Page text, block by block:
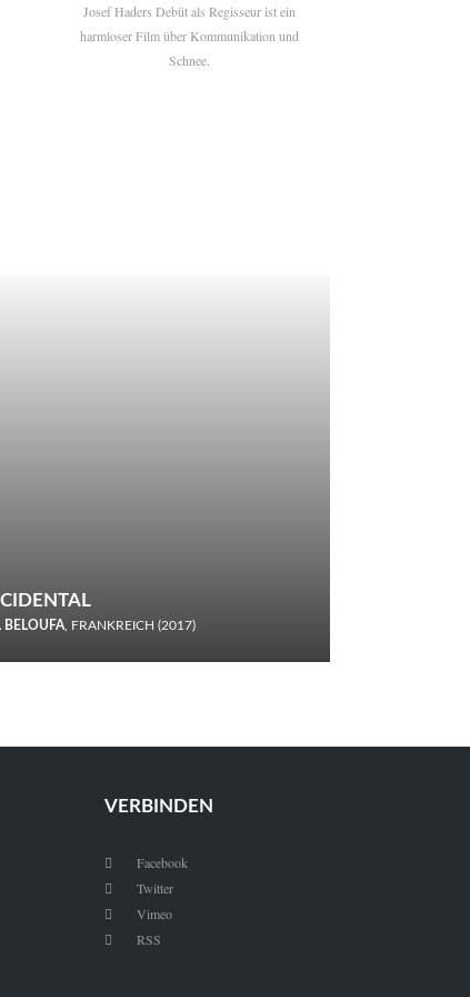
Josef Haders Debüt als Regisseur ist ein
harmloser Film über Kommunikation und
Schnee.
BELOUFA, FRANKREICH (2017)
VERBINDEN
 Facebook
 Twitter
 Vimeo
 RSS